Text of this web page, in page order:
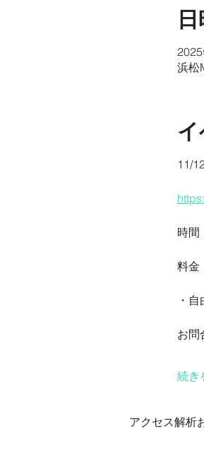
浜松
11/
時間
料金
・
お問
続き
アクセス解析